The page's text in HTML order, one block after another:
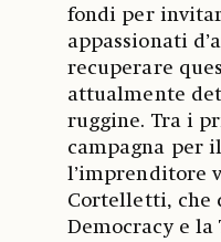
fondi per
appassionati
recuperare
attualmente
ruggine. Tra i
campagna per
l’imprenditore
Cortelletti, che
Democracy e